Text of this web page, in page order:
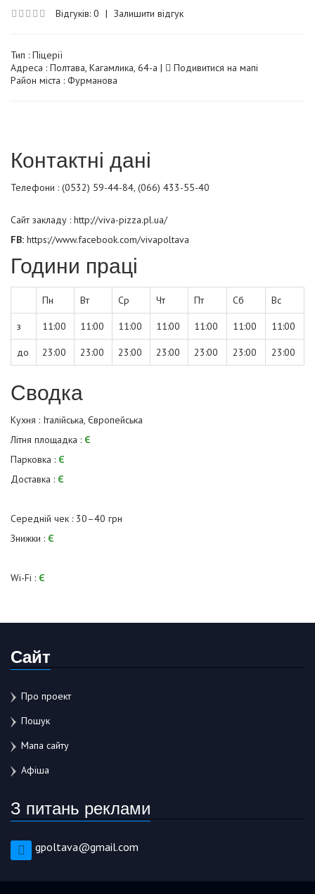
Відгуків: 0 | Залишити відгук
Тип : Піцерії
Адреса : Полтава, Кагамлика, 64-а |
Подивитися на мапі
Район міста : Фурманова
Контактні дані
Телефони : (0532) 59-44-84, (066) 433-55-40
Сайт закладу : http://viva-pizza.pl.ua/
FB: https://www.facebook.com/vivapoltava
Години праці
Пн Вт Ср Чт Пт Сб Вс
з 11:00 11:00 11:00 11:00 11:00 11:00 11:00
до 23:00 23:00 23:00 23:00 23:00 23:00 23:00
Сводка
Кухня : Італійська, Європейська
Літня площадка : Є
Парковка : Є
Доставка : Є
Середній чек : 30–40 грн
Знижки : Є
Wi-Fi : Є
Сайт
Про проект
Пошук
Мапа сайту
Афіша
З питань реклами
gpoltava@gmail.com